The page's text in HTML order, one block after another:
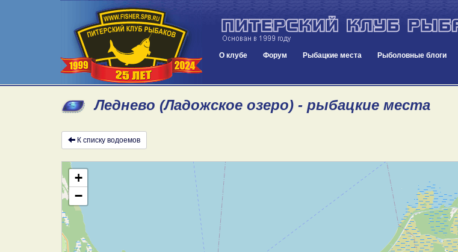
О клубе Форум Рыбацкие места Рыболовные блоги
Леднево (Ладожское озеро) - рыбацкие места
К списку водоемов
+
−